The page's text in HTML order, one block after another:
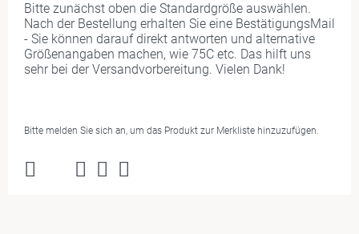
Bitte zunächst oben die Standardgröße auswählen.
Nach der Bestellung erhalten Sie eine BestätigungsMail
- Sie können darauf direkt antworten und alternative
Größenangaben machen, wie 75C etc. Das hilft uns
sehr bei der Versandvorbereitung. Vielen Dank!
Bitte melden Sie sich an, um das Produkt zur Merkliste hinzuzufügen.